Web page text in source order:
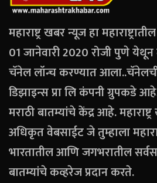
महाराष्ट्र खबर न्यूज हा
01 जानेवारी 2020 रोजी पुणे येथून
चॅनेल लॉन्च करण्यात
डिझाइन्स प्रा लि कंपनी ग्रुपकडे
मराठी बातम्यांचे केंद्र आहे.
अधिकृत वेबसाईट जे तुम्हाला
भारतातील आणि जगभरातील
बातम्यांचे कव्हरेज प्रदान करते.